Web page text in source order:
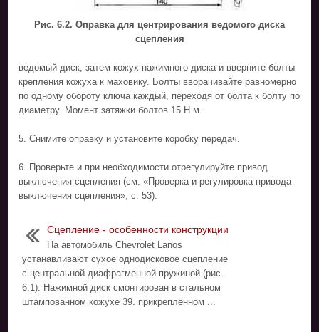
Рис. 6.2. Оправка для центрирования ведомого диска
сцепления
ведомый диск, затем кожух нажимного диска и вверните болты
крепления кожуха к маховику. Болты вворачивайте равномерно
по одному обороту ключа каждый, переходя от болта к болту по
диаметру. Момент затяжки болтов 15 Н м.
5. Снимите оправку и установите коробку передач.
6. Проверьте и при необходимости отрегулируйте привод
выключения сцепления (см. «Проверка и регулировка привода
выключения сцепления», с. 53).
Сцепление - особенности конструкции
На автомобиль Chevrolet Lanos
устанавливают сухое однодисковое сцепление
с центральной диафрагменной пружиной (рис.
6.1). Нажимной диск смонтирован в стальном
штампованном кожухе 39. прикрепленном ...